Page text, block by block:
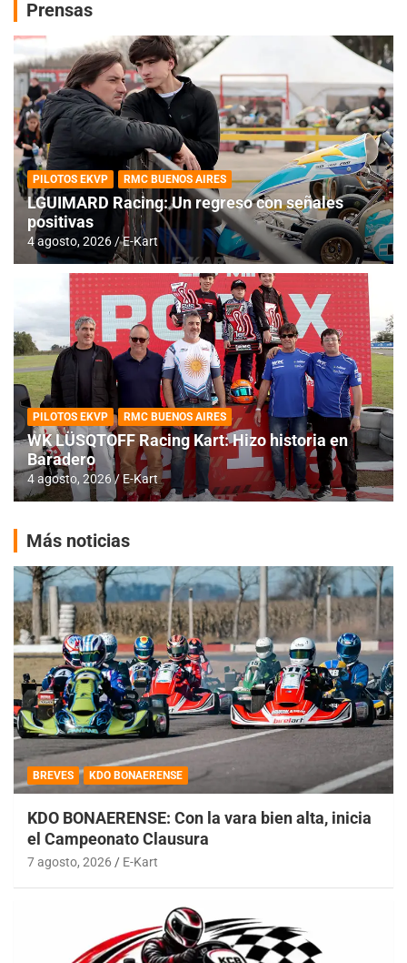
Prensas
PILOTOS EKVP RMC BUENOS AIRES
LGUIMARD Racing: Un regreso con señales
positivas
4 agosto, 2026 E-Kart
PILOTOS EKVP RMC BUENOS AIRES
WK LÜSQTOFF Racing Kart: Hizo historia en
Baradero
4 agosto, 2026 E-Kart
Más noticias
BREVES KDO BONAERENSE
KDO BONAERENSE: Con la vara bien alta, inicia
el Campeonato Clausura
7 agosto, 2026 E-Kart